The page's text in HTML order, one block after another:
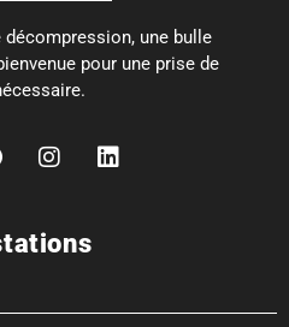
décompression, une bulle
pour une prise de